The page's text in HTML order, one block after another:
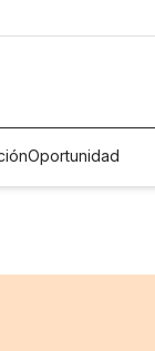
Oportunidad